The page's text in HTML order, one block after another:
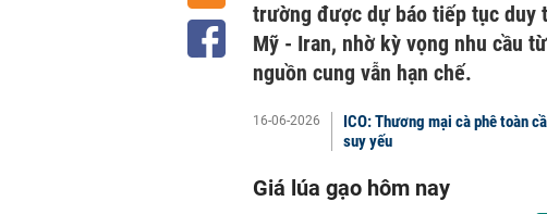
trường được dự báo tiếp tục duy
Mỹ - Iran, nhờ kỳ vọng nhu cầu
nguồn cung vẫn hạn chế.
16-06-2026
ICO: Thương mại cà phê toàn
suy yếu
Giá lúa gạo hôm nay